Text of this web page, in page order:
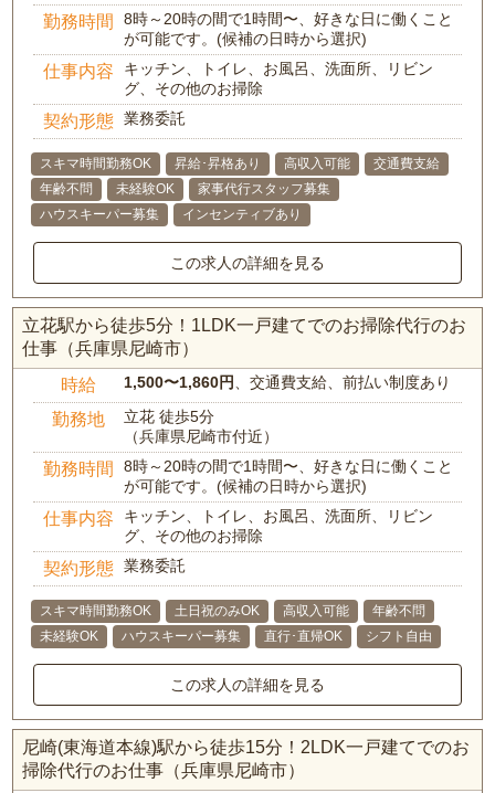
勤務時間
8時～20時の間で1時間〜、好きな日に働くこと
が可能です。(候補の日時から選択)
仕事内容
キッチン、トイレ、お風呂、洗面所、リビン
グ、その他のお掃除
契約形態 業務委託
スキマ時間勤務OK 昇給･昇格あり 高収入可能
交通費支給
年齢不問
未経験OK
家事代行スタッフ募集
ハウスキーパー募集
インセンティブあり
この求人の詳細を見る
立花駅から徒歩5分！1LDK一戸建てでのお掃除代行のお
仕事（兵庫県尼崎市）
時給 1,500〜1,860円 、交通費支給、前払い制度あり
勤務地
立花 徒歩5分
（兵庫県尼崎市付近）
勤務時間
8時～20時の間で1時間〜、好きな日に働くこと
が可能です。(候補の日時から選択)
仕事内容
キッチン、トイレ、お風呂、洗面所、リビン
グ、その他のお掃除
契約形態 業務委託
スキマ時間勤務OK 土日祝のみOK 高収入可能
年齢不問
未経験OK
ハウスキーパー募集 直行･直帰OK シフト自由
この求人の詳細を見る
尼崎(東海道本線)駅から徒歩15分！2LDK一戸建てでのお
掃除代行のお仕事（兵庫県尼崎市）